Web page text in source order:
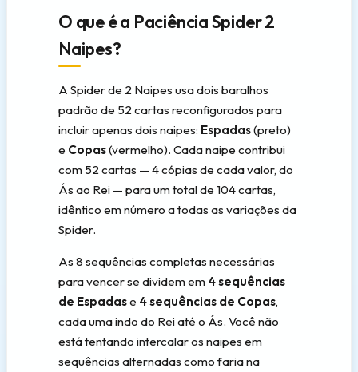
O que é a Paciência Spider 2
Naipes?
A Spider de 2 Naipes usa dois baralhos
padrão de 52 cartas reconfigurados para
incluir apenas dois naipes: Espadas(preto)
e Copas(vermelho). Cada naipe contribui
com 52 cartas — 4 cópias de cada valor, do
Ás ao Rei — para um total de 104 cartas,
idêntico em número a todas as variações da
Spider.
As 8 sequências completas necessárias
para vencer se dividem em 4 sequências
de Espadase 4 sequências de Copas,
cada uma indo do Rei até o Ás. Você não
está tentando intercalar os naipes em
sequências alternadas como faria na